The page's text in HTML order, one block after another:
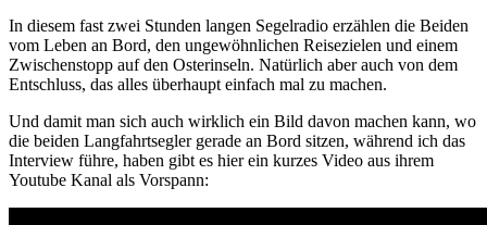
In diesem fast zwei Stunden langen Segelradio erzählen die Beiden
vom Leben an Bord, den ungewöhnlichen Reisezielen und einem
Zwischenstopp auf den Osterinseln. Natürlich aber auch von dem
Entschluss, das alles überhaupt einfach mal zu machen.
Und damit man sich auch wirklich ein Bild davon machen kann, wo
die beiden Langfahrtsegler gerade an Bord sitzen, während ich das
Interview führe, haben gibt es hier ein kurzes Video aus ihrem
Youtube Kanal als Vorspann: